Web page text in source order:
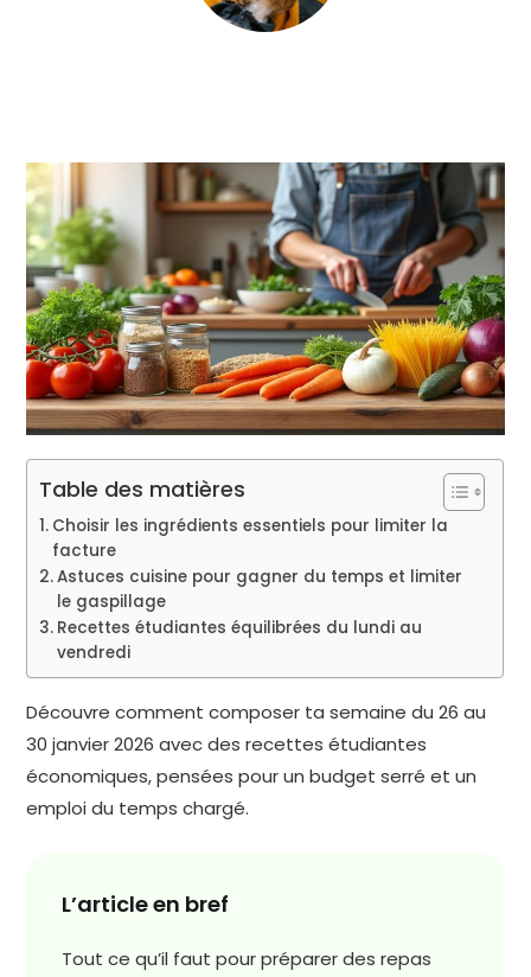
Table des matières
Choisir les ingrédients essentiels pour limiter la
facture
Astuces cuisine pour gagner du temps et limiter
le gaspillage
Recettes étudiantes équilibrées du lundi au
vendredi
Découvre comment composer ta semaine du 26 au
30 janvier 2026 avec des recettes étudiantes
économiques, pensées pour un budget serré et un
emploi du temps chargé.
L’article en bref
Tout ce qu’il faut pour préparer des repas